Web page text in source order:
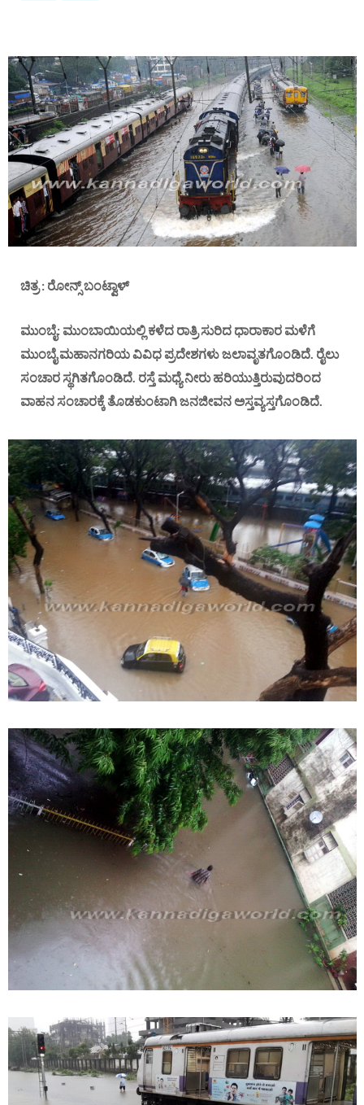
ಚಿತ್ರ : ರೋನ್ಸ್ ಬಂಟ್ವಾಳ್
ಮುಂಬೈ: ಮುಂಬಾಯಿಯಲ್ಲಿ ಕಳೆದ ರಾತ್ರಿ ಸುರಿದ ಧಾರಾಕಾರ ಮಳೆಗೆ
ಮುಂಬೈ ಮಹಾನಗರಿಯ ವಿವಿಧ ಪ್ರದೇಶಗಳು ಜಲಾವೃತಗೊಂಡಿದೆ. ರೈಲು
ಸಂಚಾರ ಸ್ಥಗಿತಗೊಂಡಿದೆ. ರಸ್ತೆ ಮಧ್ಯೆ ನೀರು ಹರಿಯುತ್ತಿರುವುದರಿಂದ
ವಾಹನ ಸಂಚಾರಕ್ಕೆ ತೊಡಕುಂಟಾಗಿ ಜನಜೀವನ ಅಸ್ತವ್ಯಸ್ತಗೊಂಡಿದೆ.